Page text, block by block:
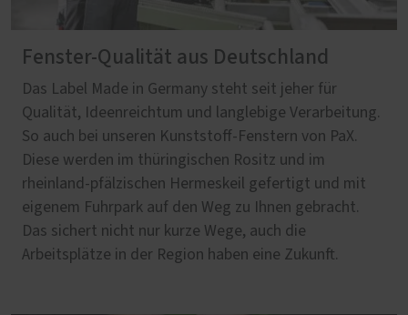
Fenster-Qualität aus Deutschland
Das Label Made in Germany steht seit jeher für
Qualität, Ideenreichtum und langlebige Verarbeitung.
So auch bei unseren Kunststoff-Fenstern von PaX.
Diese werden im thüringischen Rositz und im
rheinland-pfälzischen Hermeskeil gefertigt und mit
eigenem Fuhrpark auf den Weg zu Ihnen gebracht.
Das sichert nicht nur kurze Wege, auch die
Arbeitsplätze in der Region haben eine Zukunft.